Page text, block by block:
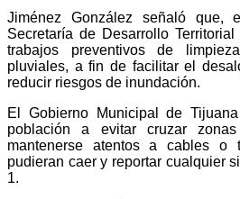
Jiménez González señaló que,
Secretaría de Desarrollo
trabajos preventivos de
pluviales, a fin de facilitar el
reducir riesgos de inundación.
El Gobierno Municipal de
población a evitar cruzar
mantenerse atentos a cables o
pudieran caer y reportar cualquier
1.